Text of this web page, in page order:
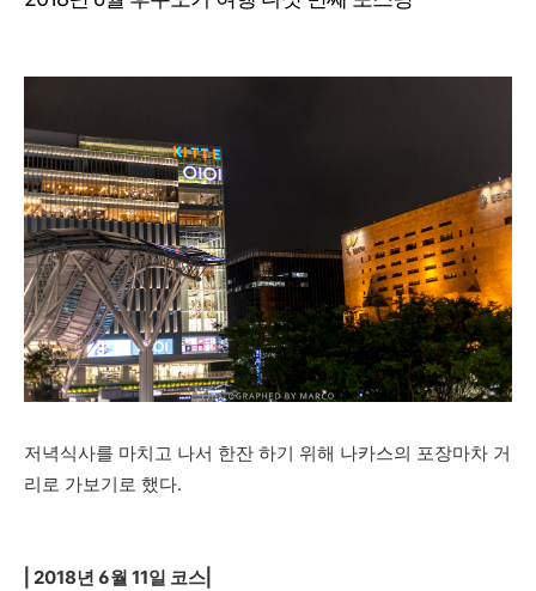
저녁식사를 마치고 나서 한잔 하기 위해 나카스의 포장마차 거
리로 가보기로 했다.
2018년 6월 11일 코스